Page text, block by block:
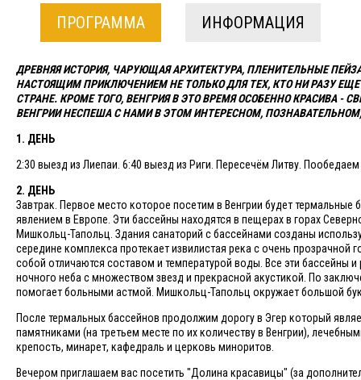
ПРОГРАММА ИНФОРМАЦИЯ
ДРЕВНЯЯ ИСТОРИЯ, ЧАРУЮЩАЯ АРХИТЕКТУРА, ПЛЕНИТЕЛЬНЫЕ
НАСТОЯЩИМ ПРИКЛЮЧЕНИЕМ НЕ ТОЛЬКО ДЛЯ ТЕХ, КТО НИ РАЗУ
СТРАНЕ. КРОМЕ ТОГО, ВЕНГРИЯ В ЭТО ВРЕМЯ ОСОБЕННО КРАСИВА
ВЕНГРИИ НЕСПЕША С НАМИ В ЭТОМ ИНТЕРЕСНОМ,
1. ДЕНЬ​
2:30 выезд из Лиепаи. 6:40 выезд из Риги. Пересечём Литву.
2. ДЕНЬ
Завтрак. Первое место которое посетим в Венгрии будет
явлением в Европе. Эти бассейны находятся в пещерах в горах
Мишкольц-Тапольц. Здания санаторий с бассейнами созданы
середине комплекса протекает извилистая река с очень
собой отличаются составом и температурой воды. Все эти бассейны
ночного неба с множеством звезд и прекрасной акустикой. По
помогает больными астмой. Мишкольц-Тапольц окружает большой
После термальных бассейнов продолжим дорогу в Эгер который
памятниками (на третьем месте по их количеству в Венгрии),
крепость, минарет, кафедраль и церковь миноритов.
Вечером приглашаем вас посетить "Долина красавицы" (за